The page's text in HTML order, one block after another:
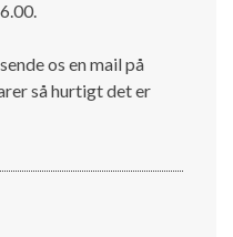
os en mail på
så hurtigt det er